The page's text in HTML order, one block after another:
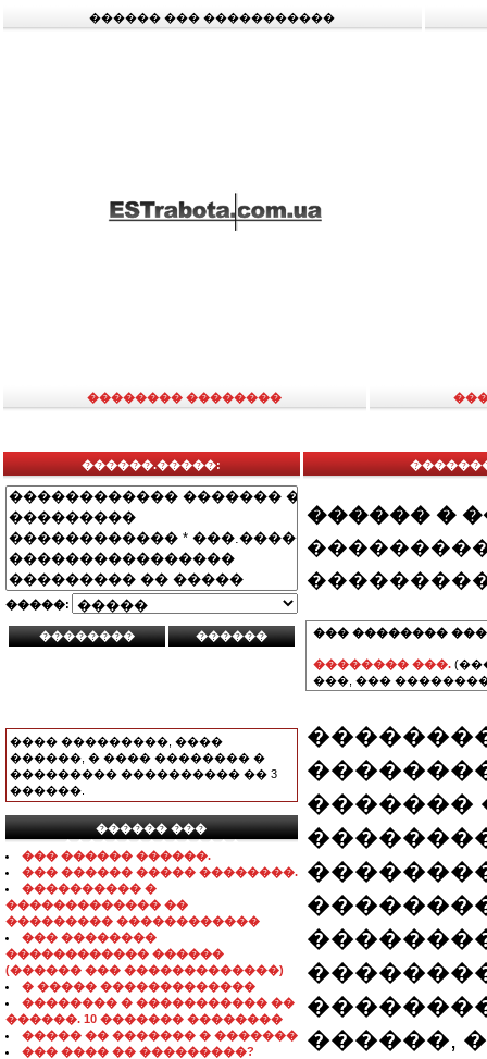
������ ��� �����������
�������� ��������
������.�����:
�����:
���� ���������, ����
������, � ���� �������� �
��������� ���������� �� 3
������.
������ ���
���������������
��� ������ ������.
��� ������ ����� ��������.
���������� �
������������� ��
��������� ������������
��� ��������
������������ ������
(������ ��� �������������)
� ����� �������������
�������� � ����������� ��
������. 10 ������� ��������
����� �� ������� � �������
��� ���� �� ���������?
������ �
��� ��������
�������� ���.
���, ���
�������
������,